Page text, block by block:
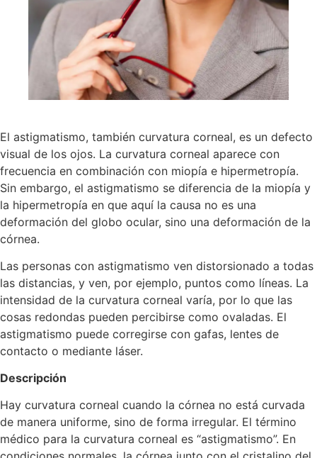
El astigmatismo, también curvatura corneal, es un defecto
visual de los ojos. La curvatura corneal aparece con
frecuencia en combinación con miopía e hipermetropía.
Sin embargo, el astigmatismo se diferencia de la miopía y
la hipermetropía en que aquí la causa no es una
deformación del globo ocular, sino una deformación de la
córnea.
Las personas con astigmatismo ven distorsionado a todas
las distancias, y ven, por ejemplo, puntos como líneas. La
intensidad de la curvatura corneal varía, por lo que las
cosas redondas pueden percibirse como ovaladas. El
astigmatismo puede corregirse con gafas, lentes de
contacto o mediante láser.
Descripción
Hay curvatura corneal cuando la córnea no está curvada
de manera uniforme, sino de forma irregular. El término
médico para la curvatura corneal es “astigmatismo”. En